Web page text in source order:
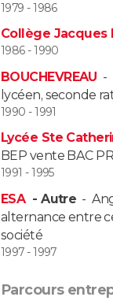
1979 - 1986
Collège Jacques
1986 - 1990
BOUCHEVREAU -
lycéen, seconde
1990 - 1991
Lycée Ste
BEP vente BAC
1991 - 1995
ESA - Autre -
alternance entre
société
1997 - 1997
Parcours